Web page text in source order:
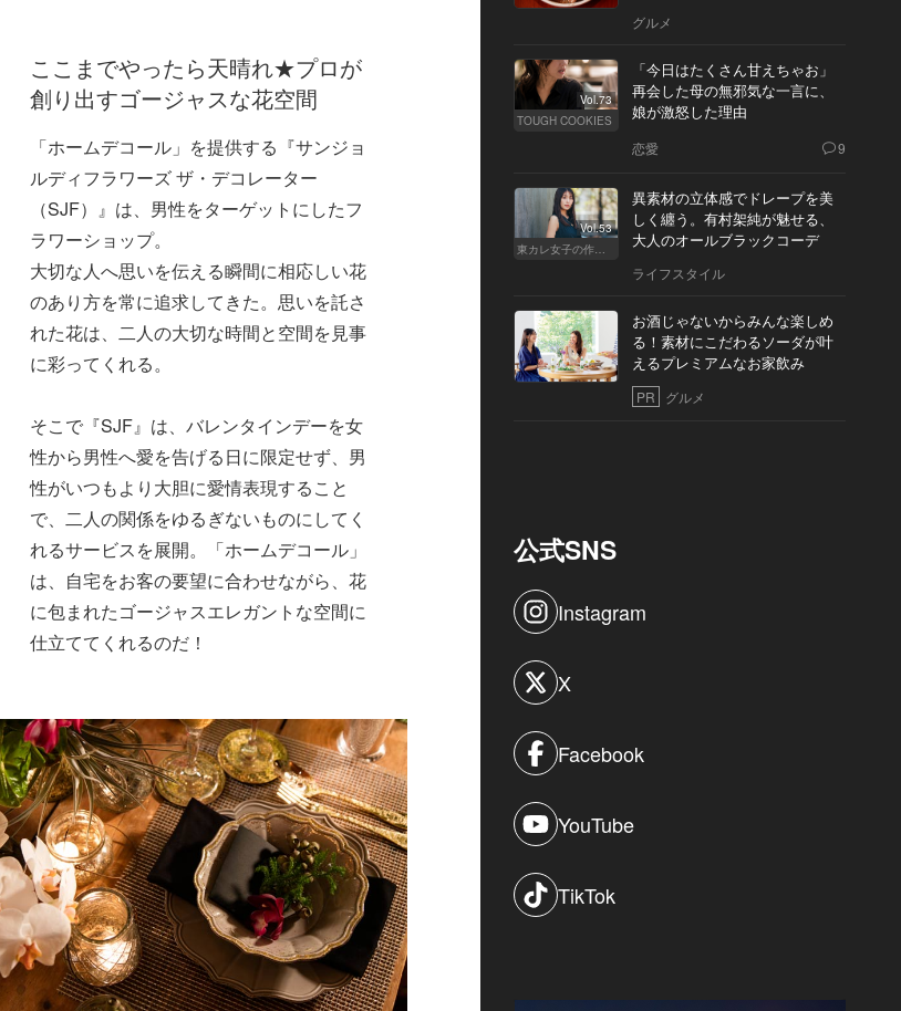
ここまでやったら天晴れ★プロが
創り出すゴージャスな花空間
「ホームデコール」を提供する『サンジョ
ルディフラワーズ ザ・デコレーター
（SJF）』は、男性をターゲットにしたフ
ラワーショップ。
大切な人へ思いを伝える瞬間に相応しい花
のあり方を常に追求してきた。思いを託さ
れた花は、二人の大切な時間と空間を見事
に彩ってくれる。
そこで『SJF』は、バレンタインデーを女
性から男性へ愛を告げる日に限定せず、男
性がいつもより大胆に愛情表現すること
で、二人の関係をゆるぎないものにしてく
れるサービスを展開。「ホームデコール」
は、自宅をお客の要望に合わせながら、花
に包まれたゴージャスエレガントな空間に
仕立ててくれるのだ！
グルメ
Vol.73
TOUGH COOKIES
「今日はたくさん甘えちゃお」
再会した母の無邪気な一言に、
娘が激怒した理由
恋愛 9
Vol.53
東カレ女子の作り方
異素材の立体感でドレープを美
しく纏う。有村架純が魅せる、
大人のオールブラックコーデ
ライフスタイル
お酒じゃないからみんな楽しめ
る！素材にこだわるソーダが叶
えるプレミアムなお家飲み
PR グルメ
公式SNS
Instagram
X
Facebook
YouTube
TikTok